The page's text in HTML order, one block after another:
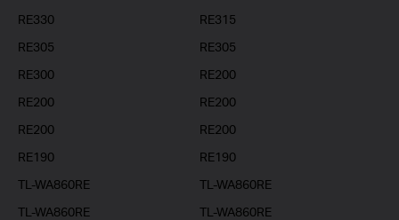
RE330
RE315
RE305
RE305
RE300
RE200
RE200
RE200
RE200
RE200
RE190
RE190
TL-WA860RE
TL-WA860RE
TL-WA860RE
TL-WA860RE